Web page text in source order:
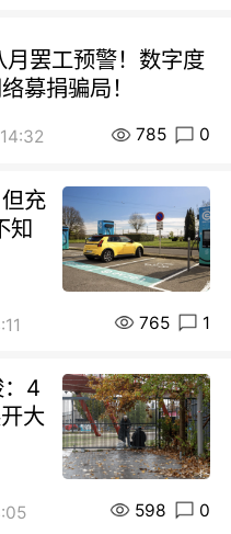
罢工预警！数字度
募捐骗局！
785 0
充
知
765 1
：4
大
598 0